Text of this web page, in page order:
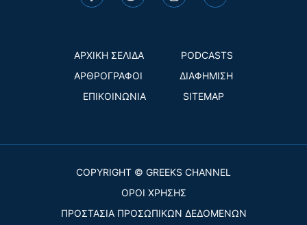
ΑΡΧΙΚΗ ΣΕΛΙΔΑ
PODCASTS
ΑΡΘΡΟΓΡΑΦΟΙ
ΔΙΑΦΗΜΙΣΗ
ΕΠΙΚΟΙΝΩΝΙΑ
SITEMAP
COPYRIGHT © GREEKS CHANNEL
ΟΡΟΙ ΧΡΗΣΗΣ
ΠΡΟΣΤΑΣΙΑ ΠΡΟΣΩΠΙΚΩΝ ΔΕΔΟΜΕΝΩΝ